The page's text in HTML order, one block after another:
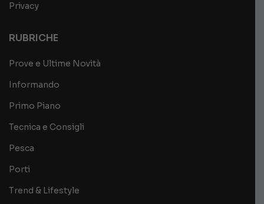
Privacy
RUBRICHE
Prove e Ultime Novità
Informando
Primo Piano
Tecnica e Consigli
Pesca
Porti
Trend & Lifestyle